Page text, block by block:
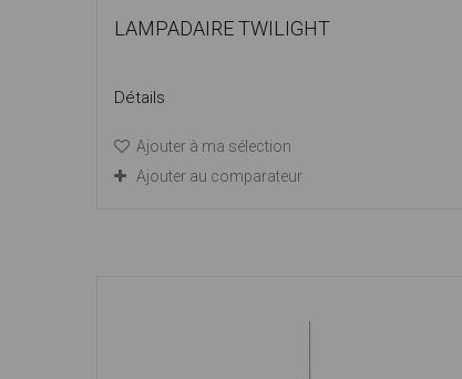
LAMPADAIRE TWILIGHT
Détails
Ajouter à ma sélection
Ajouter au comparateur